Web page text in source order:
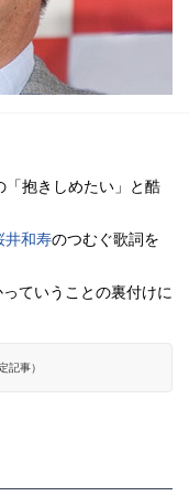
「抱きしめたい」と酷
井和寿のつむぐ歌詞を
ていうことの裏付けに
記事）